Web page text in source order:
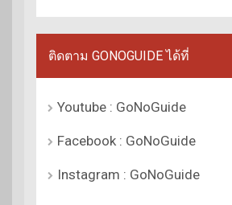
ติดตาม GONOGUIDE ได้ที่
Youtube : GoNoGuide
Facebook : GoNoGuide
Instagram : GoNoGuide